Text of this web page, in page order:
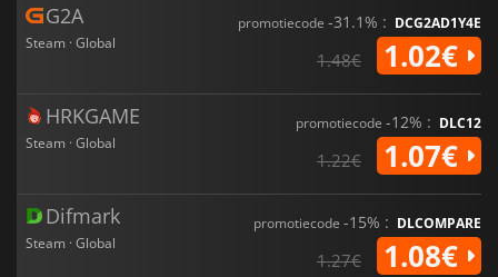
G2A
Steam · Global
promotiecode -31.1% : DCG2AD1Y4E
1.48€ 1.02€
HRKGAME
Steam · Global
promotiecode -12% : DLC12
1.22€ 1.07€
Difmark
Steam · Global
promotiecode -15% : DLCOMPARE
1.27€ 1.08€